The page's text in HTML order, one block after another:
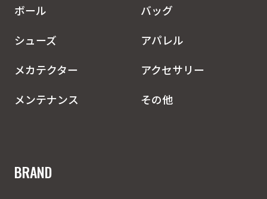
ボール
バッグ
シューズ
アパレル
メカテクター
アクセサリー
メンテナンス
その他
BRAND